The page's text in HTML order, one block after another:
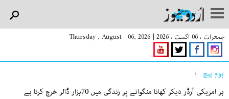
جمعرات ، 06 اگست ، 2026 |
Thursday , August 06, 2026
You are here
ہوم پیچ
ہر امریکی آرڈر دیکر کھانا منگوانے پر زندگی میں 70ہزار ڈالر خرچ کرتا ہے